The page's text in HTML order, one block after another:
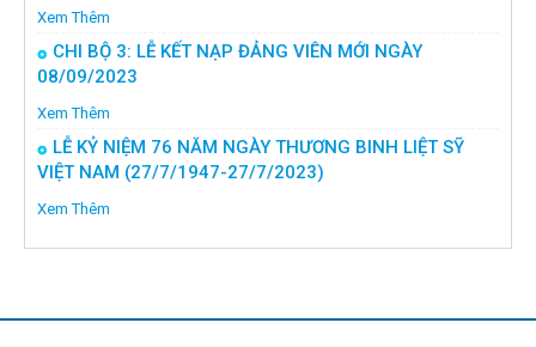
Xem Thêm
CHI BỘ 3: LỄ KẾT NẠP ĐẢNG VIÊN MỚI NGÀY
08/09/2023
Xem Thêm
LỄ KỶ NIỆM 76 NĂM NGÀY THƯƠNG BINH LIỆT SỸ
VIỆT NAM (27/7/1947-27/7/2023)
Xem Thêm